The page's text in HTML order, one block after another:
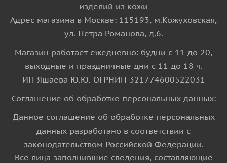
изделий из кожи
Адрес магазина в Москве: 115193, м.Кожуховская,
ул. Петра Романова, д.6.
Магазин работает ежедневно: будни с 11 до 20,
выходные и праздничные дни с 11 до 18 ч.
ИП Яшаева Ю.Ю. ОГРНИП 321774600522031
Соглашение об обработке персональных данных:
Данное соглашение об обработке персональных
данных разработано в соответствии с
законодательством Российской Федерации.
Все лица заполнившие сведения, составляющие